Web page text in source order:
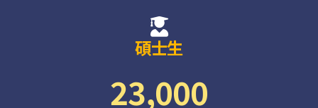
碩士生
23,000